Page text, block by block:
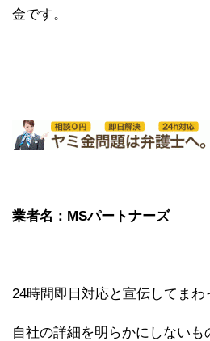
金です。
業者名：MSパートナーズ
24時間即日対応と宣伝してまわ
自社の詳細を明らかにしない